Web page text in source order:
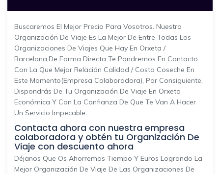
Buscaremos El Mejor Precio Para Vosotros. Nuestra
Organización De Viaje Es La Mejor De Entre Todas Los
Organizaciones De Viajes Que Hay En Orxeta /
Barcelona,de Forma Directa Te Pondremos En Contacto
Con La Que Mejor Relación Calidad / Costo Coseche En
Este Momento(empresa Colaboradora), Por Consiguiente,
Dispondrás De Tu Organización De Viaje En Orxeta
Económica Y Con La Confianza De Que Te Van A Hacer
Un Servicio Impecable.
Contacta ahora con nuestra empresa
colaboradora y obtén tu Organización De
Viaje con descuento ahora
Déjanos Que Os Ahorremos Tiempo Y Euros Logrando La
Mejor Organización De Viaje De Las Organizaciones De